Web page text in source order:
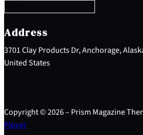
c
h
Address
3701 Clay Products Dr, Anchorage,
United States
Copyright © 2026 – Prism Magazine
Plover